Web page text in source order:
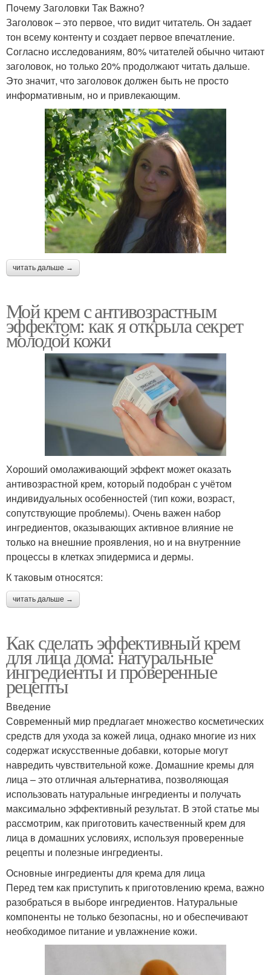
Почему Заголовки Так Важно?
Заголовок – это первое, что видит читатель. Он задает
тон всему контенту и создает первое впечатление.
Согласно исследованиям, 80% читателей обычно читают
заголовок, но только 20% продолжают читать дальше.
Это значит, что заголовок должен быть не просто
информативным, но и привлекающим.
читать дальше →
Мой крем с антивозрастным
эффектом: как я открыла секрет
молодой кожи
Хороший омолаживающий эффект может оказать
антивозрастной крем, который подобран с учётом
индивидуальных особенностей (тип кожи, возраст,
сопутствующие проблемы). Очень важен набор
ингредиентов, оказывающих активное влияние не
только на внешние проявления, но и на внутренние
процессы в клетках эпидермиса и дермы.
К таковым относятся:
читать дальше →
Как сделать эффективный крем
для лица дома: натуральные
ингредиенты и проверенные
рецепты
Введение
Современный мир предлагает множество косметических
средств для ухода за кожей лица, однако многие из них
содержат искусственные добавки, которые могут
навредить чувствительной коже. Домашние кремы для
лица – это отличная альтернатива, позволяющая
использовать натуральные ингредиенты и получать
максимально эффективный результат. В этой статье мы
рассмотрим, как приготовить качественный крем для
лица в домашних условиях, используя проверенные
рецепты и полезные ингредиенты.
Основные ингредиенты для крема для лица
Перед тем как приступить к приготовлению крема, важно
разобраться в выборе ингредиентов. Натуральные
компоненты не только безопасны, но и обеспечивают
необходимое питание и увлажнение кожи.